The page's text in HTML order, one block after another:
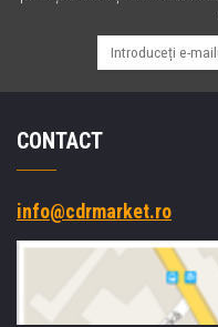
CONTACT
info@cdrmarket.ro